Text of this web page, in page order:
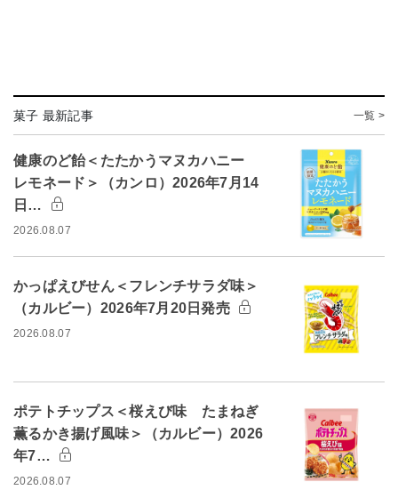
菓子 最新記事 一覧 >
健康のど飴＜たたかうマヌカハニー
レモネード＞（カンロ）2026年7月14
日…
2026.08.07
かっぱえびせん＜フレンチサラダ味＞
（カルビー）2026年7月20日発売
2026.08.07
ポテトチップス＜桜えび味 たまねぎ
薫るかき揚げ風味＞（カルビー）2026
年7…
2026.08.07